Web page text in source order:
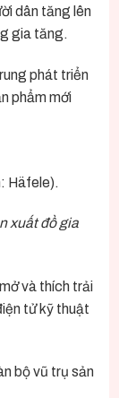
dân tăng lên
gia tăng.
phát triển
phẩm mới
Häfele).
xuất đồ gia
và thích trải
tử kỹ thuật
bộ vũ trụ sản